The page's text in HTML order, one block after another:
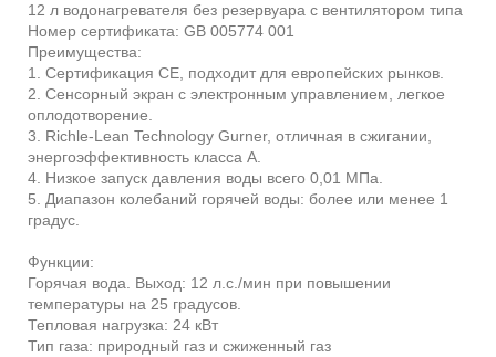
12 л водонагревателя без резервуара с вентилятором типа
Номер сертификата: GB 005774 001
Преимущества:
1. Сертификация CE, подходит для европейских рынков.
2. Сенсорный экран с электронным управлением, легкое
оплодотворение.
3. Richle-Lean Technology Gurner, отличная в сжигании,
энергоэффективность класса A.
4. Низкое запуск давления воды всего 0,01 МПа.
5. Диапазон колебаний горячей воды: более или менее 1
градус.
Функции:
Горячая вода. Выход: 12 л.с./мин при повышении
температуры на 25 градусов.
Тепловая нагрузка: 24 кВт
Тип газа: природный газ и сжиженный газ